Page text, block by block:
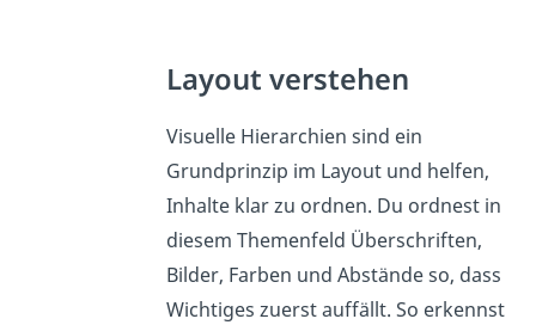
Layout verstehen
Visuelle Hierarchien sind ein
Grundprinzip im Layout und helfen,
Inhalte klar zu ordnen. Du ordnest in
diesem Themenfeld Überschriften,
Bilder, Farben und Abstände so, dass
Wichtiges zuerst auffällt. So erkennst